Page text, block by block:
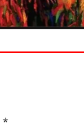
*